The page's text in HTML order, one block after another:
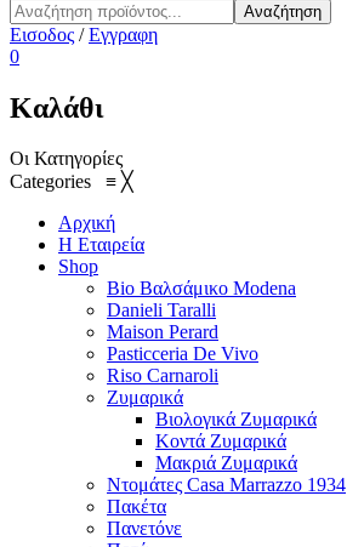
Αναζήτηση
Εισοδος /Εγγραφη
0
Καλάθι
Οι Κατηγορίες
Categories ≡ ╳
Αρχική
Η Εταιρεία
Shop
Bio Βαλσάμικο Modena
Danieli Taralli
Maison Perard
Pasticceria De Vivo
Riso Carnaroli
Ζυμαρικά
Βιολογικά Ζυμαρικά
Κοντά Ζυμαρικά
Μακριά Ζυμαρικά
Ντομάτες Casa Marrazzo 1934
Πακέτα
Πανετόνε